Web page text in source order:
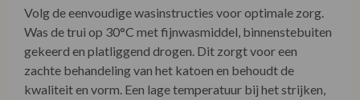
Volg de eenvoudige wasinstructies voor optimale zorg.
Was de trui op 30°C met fijnwasmiddel, binnenstebuiten
gekeerd en platliggend drogen. Dit zorgt voor een
zachte behandeling van het katoen en behoudt de
kwaliteit en vorm. Een lage temperatuur bij het strijken,